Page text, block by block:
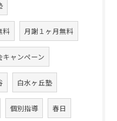
料 月謝１ヶ月無料
キャンペーン
白水ヶ丘塾
個別指導 春日